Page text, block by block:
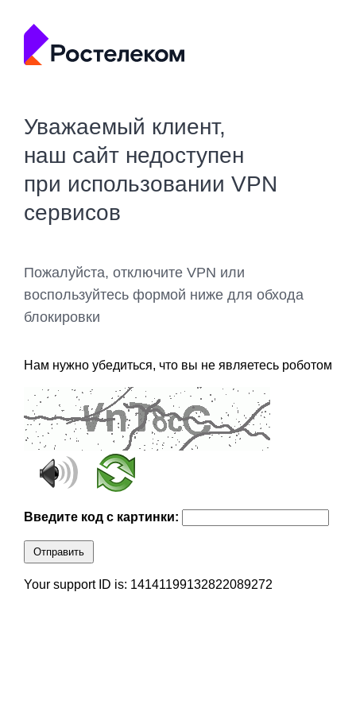
Уважаемый клиент,
наш сайт недоступен
при использовании VPN
сервисов
Пожалуйста, отключите VPN или
воспользуйтесь формой ниже для обхода
блокировки
Нам нужно убедиться, что вы не являетесь роботом
Введите код с картинки:
Отправить
Your support ID is: 14141199132822089272